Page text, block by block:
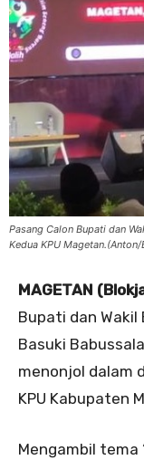
Pasang Calon Bupati dan
Kedua KPU
MAGETAN
Bupati dan Wakil
Basuki
menonjol dalam
KPU Kabupaten
Mengambil tema